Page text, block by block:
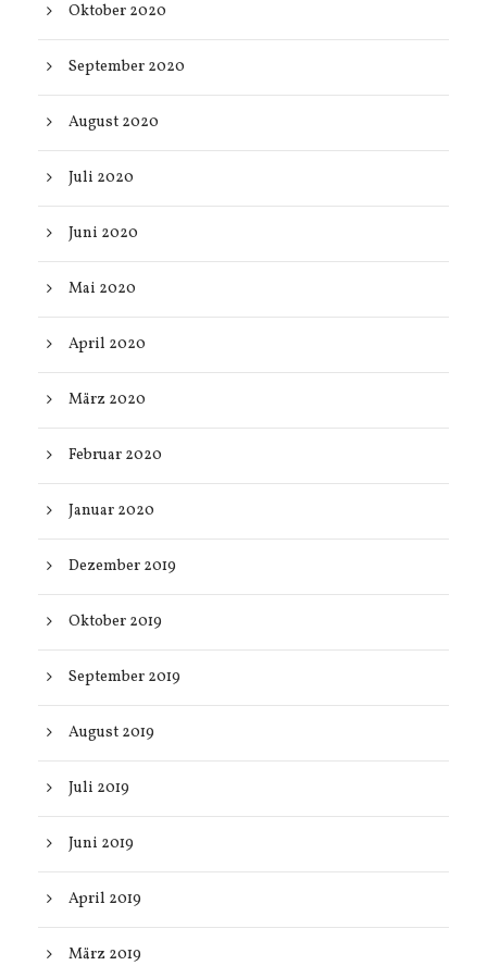
Oktober 2020
September 2020
August 2020
Juli 2020
Juni 2020
Mai 2020
April 2020
März 2020
Februar 2020
Januar 2020
Dezember 2019
Oktober 2019
September 2019
August 2019
Juli 2019
Juni 2019
April 2019
März 2019